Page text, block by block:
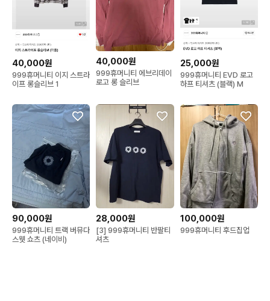
40,000원
999휴머니티 이지 스트라
이프 롱슬리브 1
40,000원
999휴머니티 에브리데이
로고 롱 슬리브
25,000원
999휴머니티 EVD 로고
하프 티셔츠 (블랙) M
90,000원
999휴머니티 트랙 버뮤다
스웻 쇼츠 (네이비)
28,000원
[3] 999휴머니티 반팔티
셔츠
100,000원
999휴머니티 후드집업